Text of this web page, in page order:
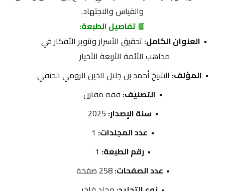
والقياس والاجتهاد.
📘 تفاصيل الطبعة:
العنوان الكامل:
مذاهب الأئمة الأربعة الأخيار
المؤلف: الشيخ أحمد بن جلال الدين الرومي الحنفي
التصنيف: فقه مقارن
سنة الإصدار:
عدد المجلدات:
رقم الطبعة:
عدد الصفحات: 258 صفحة